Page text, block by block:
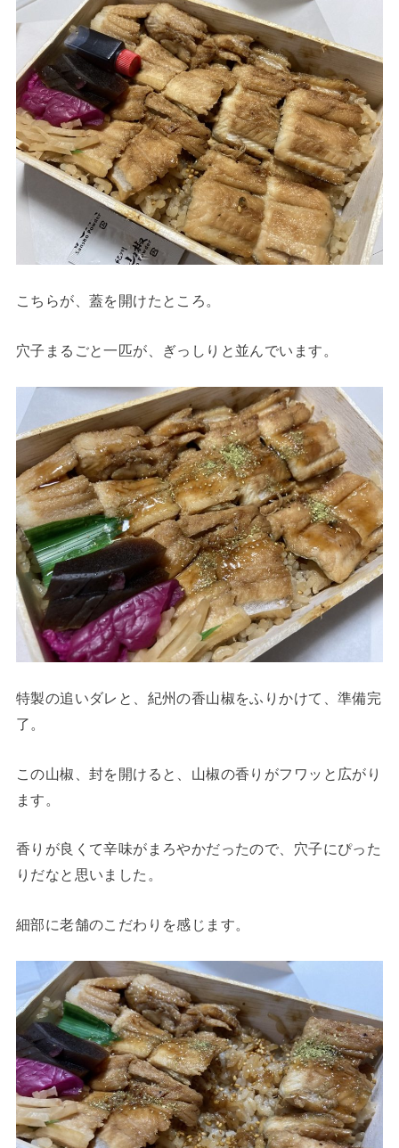
こちらが、蓋を開けたところ。
穴子まるごと一匹が、ぎっしりと並んでいます。
特製の追いダレと、紀州の香山椒をふりかけて、準備完
了。
この山椒、封を開けると、山椒の香りがフワッと広がり
ます。
香りが良くて辛味がまろやかだったので、穴子にぴった
りだなと思いました。
細部に老舗のこだわりを感じます。